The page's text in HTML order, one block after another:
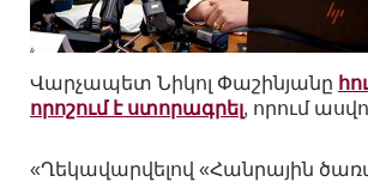
Վարչապետ Նիկոլ Փաշինյանը
որոշում է ստորագրել, որում
«Ղեկավարվելով «Հանրային